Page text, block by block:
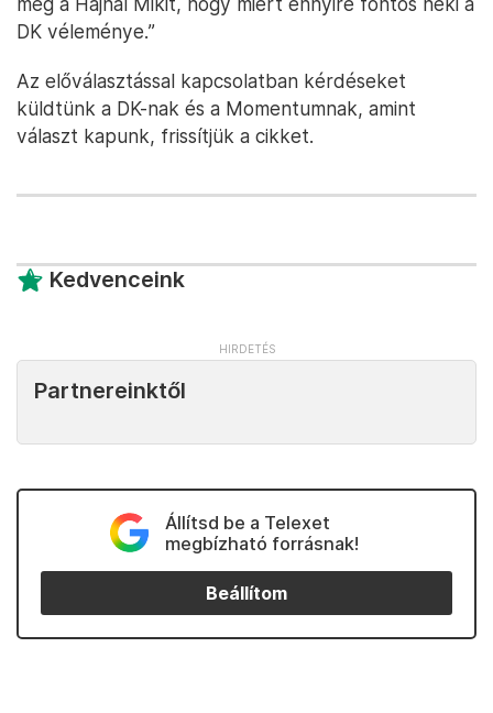
DK véleménye.”
Az előválasztással kapcsolatban kérdéseket
küldtünk a DK-nak és a Momentumnak, amint
választ kapunk, frissítjük a cikket.
Kedvenceink
Partnereinktől
Állítsd be a Telexet
megbízható forrásnak!
Beállítom